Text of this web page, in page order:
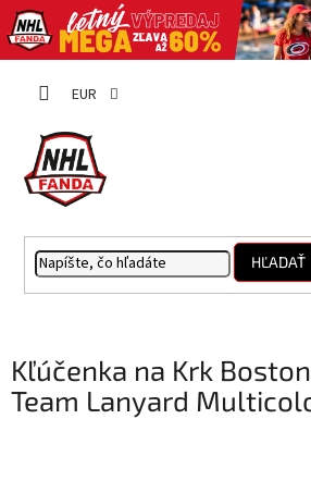
EUR
HĽADAŤ
Kľúčenka na Krk
Team Lanyard